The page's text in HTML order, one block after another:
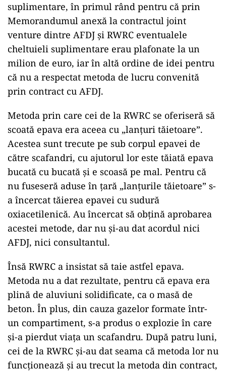
suplimentare, în primul rând pentru că prin
Memorandumul anexă la contractul joint
venture dintre AFDJ și RWRC eventualele
cheltuieli suplimentare erau plafonate la un
milion de euro, iar în altă ordine de idei pentru
că nu a respectat metoda de lucru convenită
prin contract cu AFDJ.
Metoda prin care cei de la RWRC se oferiseră să
scoată epava era aceea cu „lanțuri tăietoare”.
Acestea sunt trecute pe sub corpul epavei de
către scafandri, cu ajutorul lor este tăiată epava
bucată cu bucată și e scoasă pe mal. Pentru că
nu fuseseră aduse în țară „lanțurile tăietoare” s-
a încercat tăierea epavei cu sudură
oxiacetilenică. Au încercat să obțină aprobarea
acestei metode, dar nu și-au dat acordul nici
AFDJ, nici consultantul.
Însă RWRC a insistat să taie astfel epava.
Metoda nu a dat rezultate, pentru că epava era
plină de aluviuni solidificate, ca o masă de
beton. În plus, din cauza gazelor formate într-
un compartiment, s-a produs o explozie în care
și-a pierdut viața un scafandru. După patru luni,
cei de la RWRC și-au dat seama că metoda lor nu
funcționează și au trecut la metoda din contract,